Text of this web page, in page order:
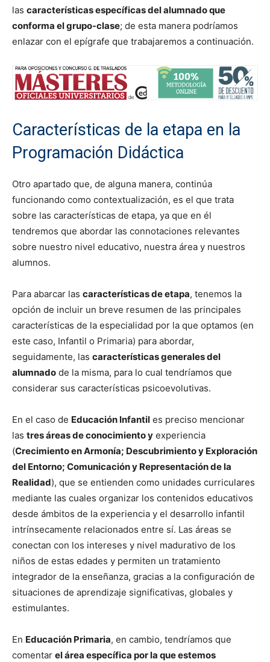
las características específicas del alumnado que
conforma el grupo-clase; de esta manera podríamos
enlazar con el epígrafe que trabajaremos a continuación.
Características de la etapa en la
Programación Didáctica
Otro apartado que, de alguna manera, continúa
funcionando como contextualización, es el que trata
sobre las características de etapa, ya que en él
tendremos que abordar las connotaciones relevantes
sobre nuestro nivel educativo, nuestra área y nuestros
alumnos.
Para abarcar las características de etapa, tenemos la
opción de incluir un breve resumen de las principales
características de la especialidad por la que optamos (en
este caso, Infantil o Primaria) para abordar,
seguidamente, las características generales del
alumnado de la misma, para lo cual tendríamos que
considerar sus características psicoevolutivas.
En el caso de Educación Infantil es preciso mencionar
las tres áreas de conocimiento y experiencia
(Crecimiento en Armonía; Descubrimiento y Exploración
del Entorno; Comunicación y Representación de la
Realidad), que se entienden como unidades curriculares
mediante las cuales organizar los contenidos educativos
desde ámbitos de la experiencia y el desarrollo infantil
intrínsecamente relacionados entre sí. Las áreas se
conectan con los intereses y nivel madurativo de los
niños de estas edades y permiten un tratamiento
integrador de la enseñanza, gracias a la configuración de
situaciones de aprendizaje significativas, globales y
estimulantes.
En Educación Primaria, en cambio, tendríamos que
comentar el área específica por la que estemos